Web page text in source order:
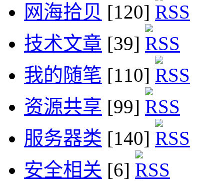
网海拾贝 [120]
技术文章 [39]
我的随笔 [110]
资源共享 [99]
服务器类 [140]
安全相关 [6]